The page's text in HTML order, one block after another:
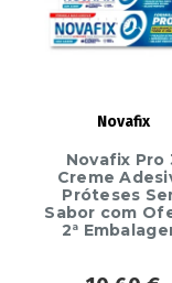
Proteção
Diária
Gengivas
Novafix
Novafix Pro
Creme
Próteses
Sabor com
2ª